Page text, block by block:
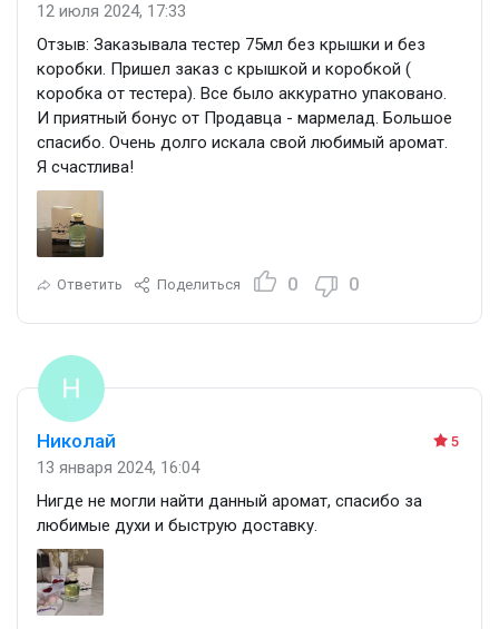
12 июля 2024, 17:33
Отзыв: Заказывала тестер 75мл без крышки и без
коробки. Пришел заказ с крышкой и коробкой (
коробка от тестера). Все было аккуратно упаковано.
И приятный бонус от Продавца - мармелад. Большое
спасибо. Очень долго искала свой любимый аромат.
Я счастлива!
Ответить Поделиться 0 0
5
Николай
13 января 2024, 16:04
Нигде не могли найти данный аромат, спасибо за
любимые духи и быструю доставку.